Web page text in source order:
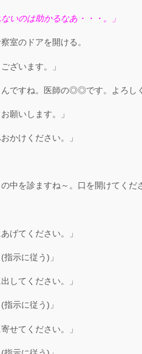
いのは助かるなあ・・・。」
室のドアを開ける。
ざいます。」
ですね。医師の◎◎です。よろし
願いします。」
かけください。」
中を診ますね～。口を開けてくだ
げてください。」
示に従う)」
してください。」
示に従う)」
せてください。」